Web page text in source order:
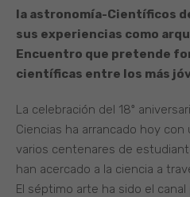
la astronomía-Científicos
sus experiencias como
Encuentro que pretende
científicas entre los más
La celebración del 18º
Ciencias ha arrancado hoy
varios centenares de
han acercado a la ciencia a
El séptimo arte ha sido el